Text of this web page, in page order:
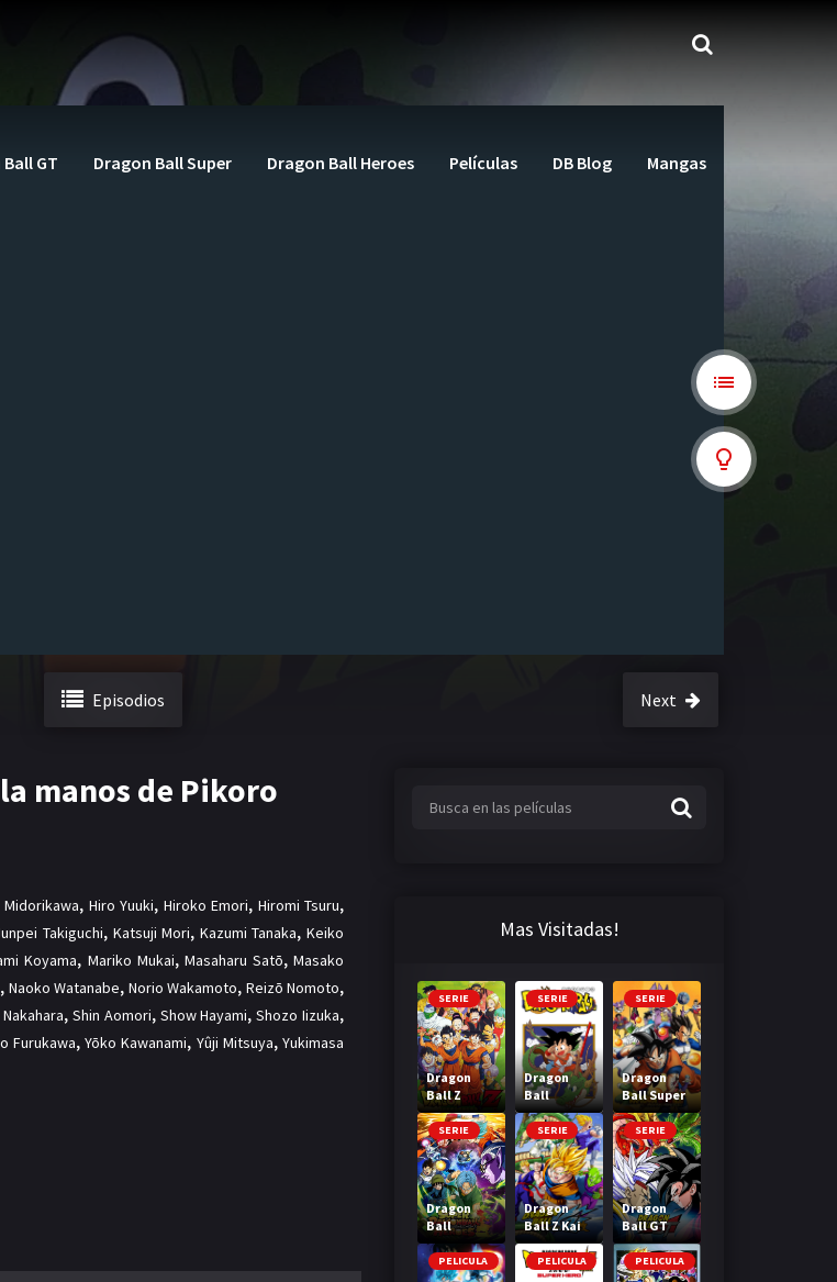
GT Dragon Ball Super Dragon Ball Heroes Películas DB Blog Mangas
Episodios Next
manos de Pikoro
Midorikawa, Hiro Yuuki, Hiroko Emori, Hiromi Tsuru,
Takiguchi, Katsuji Mori, Kazumi Tanaka, Keiko
Koyama, Mariko Mukai, Masaharu Satō,Masako
, Naoko Watanabe, Norio Wakamoto, Reizō Nomoto,
, Shin Aomori, Show Hayami,Shozo Iizuka,
Furukawa,Yōko Kawanami, Yûji Mitsuya, Yukimasa
Mas Visitadas!
SERIE
Dragon
Ball Z
SERIE
Dragon
Ball
SERIE
Dragon
Ball Super
SERIE
Dragon
Ball
Heroes
SERIE
Dragon
Ball Z Kai
SERIE
Dragon
Ball GT
PELICULA PELICULA PELICULA